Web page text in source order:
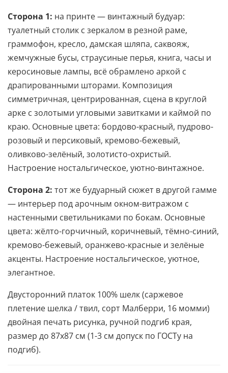
Сторона 1: на принте — винтажный будуар:
туалетный столик с зеркалом в резной раме,
граммофон, кресло, дамская шляпа, саквояж,
жемчужные бусы, страусиные перья, книга, часы и
керосиновые лампы, всё обрамлено аркой с
драпированными шторами. Композиция
симметричная, центрированная, сцена в круглой
арке с золотыми угловыми завитками и каймой по
краю. Основные цвета: бордово-красный, пудрово-
розовый и персиковый, кремово-бежевый,
оливково-зелёный, золотисто-охристый.
Настроение ностальгическое, уютно-винтажное.
Сторона 2: тот же будуарный сюжет в другой гамме
— интерьер под арочным окном-витражом с
настенными светильниками по бокам. Основные
цвета: жёлто-горчичный, коричневый, тёмно-синий,
кремово-бежевый, оранжево-красные и зелёные
акценты. Настроение ностальгическое, уютное,
элегантное.
Двусторонний платок 100% шелк (саржевое
плетение шелка / твил, сорт Малберри, 16 момми)
двойная печать рисунка, ручной подгиб края,
размер до 87х87 см (1-3 см допуск по ГОСТу на
подгиб).